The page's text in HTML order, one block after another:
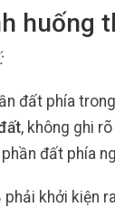
huống
đất phía
, không ghi
đất phía
phải khởi kiện